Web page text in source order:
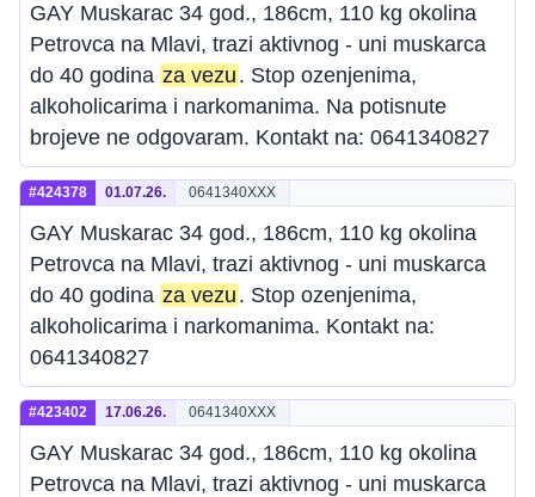
GAY Muskarac 34 god., 186cm, 110 kg okolina
Petrovca na Mlavi, trazi aktivnog - uni muskarca
do 40 godina za vezu . Stop ozenjenima,
alkoholicarima i narkomanima. Na potisnute
brojeve ne odgovaram. Kontakt na: 0641340827
#424378 01.07.26. 0641340XXX
GAY Muskarac 34 god., 186cm, 110 kg okolina
Petrovca na Mlavi, trazi aktivnog - uni muskarca
do 40 godina za vezu . Stop ozenjenima,
alkoholicarima i narkomanima. Kontakt na:
0641340827
#423402 17.06.26. 0641340XXX
GAY Muskarac 34 god., 186cm, 110 kg okolina
Petrovca na Mlavi, trazi aktivnog - uni muskarca